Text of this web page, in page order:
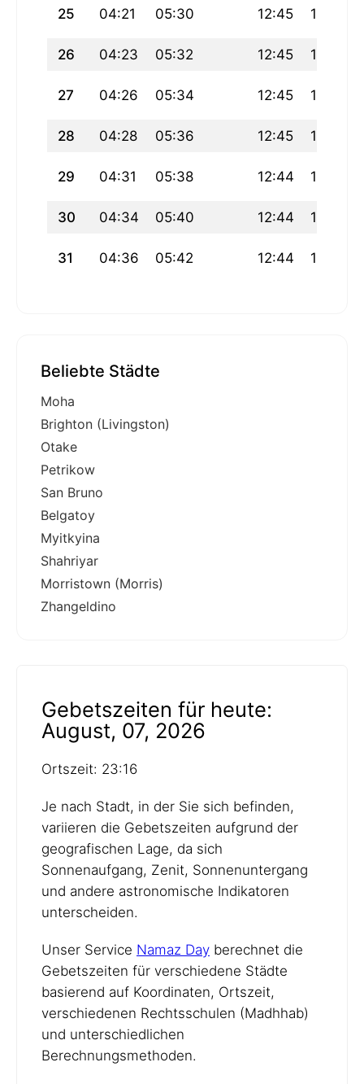
25 04:21 05:30 12:45 16:37
26 04:23 05:32 12:45 16:36
27 04:26 05:34 12:45 16:34
28 04:28 05:36 12:45 16:32
29 04:31 05:38 12:44 16:31
30 04:34 05:40 12:44 16:29
31 04:36 05:42 12:44 16:27
Beliebte Städte
Moha
Brighton (Livingston)
Otake
Petrikow
San Bruno
Belgatoy
Myitkyina
Shahriyar
Morristown (Morris)
Zhangeldino
Gebetszeiten für heute:
August, 07, 2026
Ortszeit: 23:16
Je nach Stadt, in der Sie sich befinden,
variieren die Gebetszeiten aufgrund der
geografischen Lage, da sich
Sonnenaufgang, Zenit, Sonnenuntergang
und andere astronomische Indikatoren
unterscheiden.
Unser Service Namaz Day berechnet die
Gebetszeiten für verschiedene Städte
basierend auf Koordinaten, Ortszeit,
verschiedenen Rechtsschulen (Madhhab)
und unterschiedlichen
Berechnungsmethoden.